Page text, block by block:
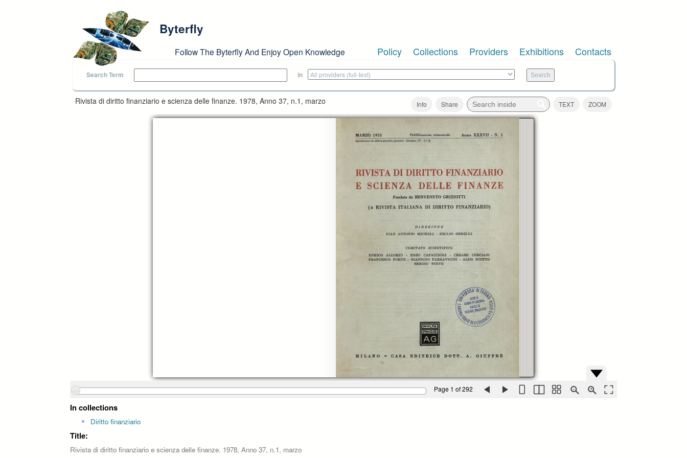
Byterfly
Follow The Byterfly And Enjoy Open Knowledge Policy Collections Providers Exhibitions Contacts
Search Term in
Rivista di diritto finanziario e scienza delle finanze. 1978, Anno 37, n.1, marzo Info Share TEXT ZOOM
Page 1 of 292
In collections
Diritto finanziario
Title:
Rivista di diritto finanziario e scienza delle finanze. 1978, Anno 37, n.1, marzo